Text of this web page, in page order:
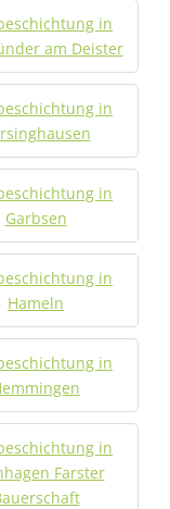
in
am Deister
in
in
Garbsen
in
Hameln
in
in
Farster